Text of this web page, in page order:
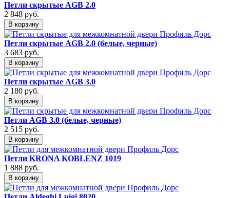
Петли скрытые AGB 2.0
2 848 руб.
В корзину
Петли скрытые AGB 2.0 (белые, черные)
3 683 руб.
В корзину
Петли скрытые AGB 3.0
2 180 руб.
В корзину
Петли AGB 3.0 (белые, черные)
2 515 руб.
В корзину
Петли KRONA KOBLENZ 1019
1 888 руб.
В корзину